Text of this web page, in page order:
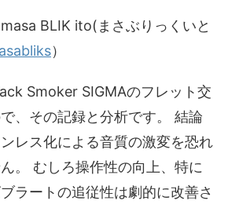
BLIK ito(まさぶりっくいと
）
Smoker SIGMAのフレット交
、その記録と分析です。 結論
レス化による音質の激変を恐れ
。 むしろ操作性の向上、特に
ラートの追従性は劇的に改善さ